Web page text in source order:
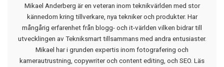
Mikael Anderberg är en veteran inom teknikvärlden med stor
kännedom kring tillverkare, nya tekniker och produkter. Har
mångårig erfarenhet från blogg- och it-världen vilken bidrar till
utvecklingen av Tekniksmart tillsammans med andra entusiaster.
Mikael har i grunden expertis inom fotografering och
kamerautrustning, copywriter och content editing, och SEO. Läs